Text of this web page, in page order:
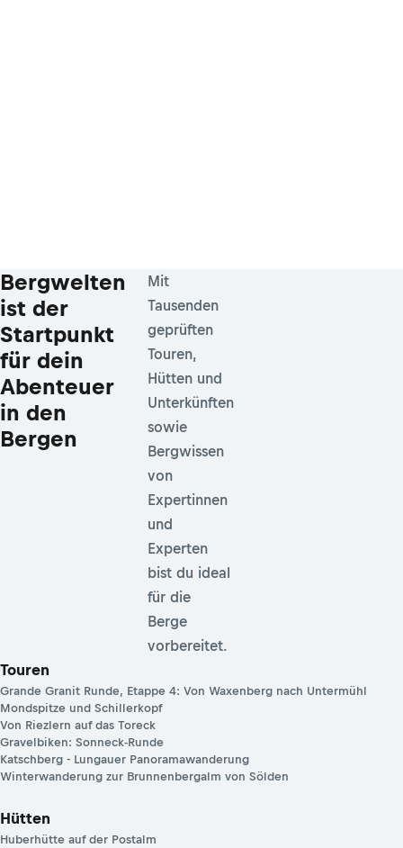
Bergwelten
ist der
Startpunkt
für dein
Abenteuer
in den
Bergen
Mit
Tausenden
geprüften
Touren,
Hütten und
Unterkünften
sowie
Bergwissen
von
Expertinnen
und
Experten
bist du ideal
für die
Berge
vorbereitet.
Touren
Grande Granit Runde, Etappe 4: Von Waxenberg nach Untermühl
Mondspitze und Schillerkopf
Von Riezlern auf das Toreck
Gravelbiken: Sonneck-Runde
Katschberg - Lungauer Panoramawanderung
Winterwanderung zur Brunnenbergalm von Sölden
Hütten
Huberhütte auf der Postalm